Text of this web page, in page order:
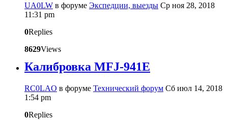
UA0LW в форуме Экспедции, выезды Ср ноя 28, 2018
11:31 pm
0Replies
8629Views
Калибровка MFJ-941E
RC0LAO в форуме Технический форум Сб июл 14, 2018
1:54 pm
0Replies